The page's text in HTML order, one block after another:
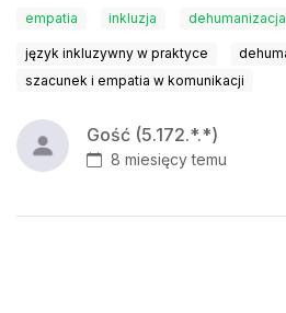
empatia inkluzja dehumanizacja
język inkluzywny w praktyce
szacunek i empatia w komunikacji
Gość (5.172.*.*)
8 miesięcy temu